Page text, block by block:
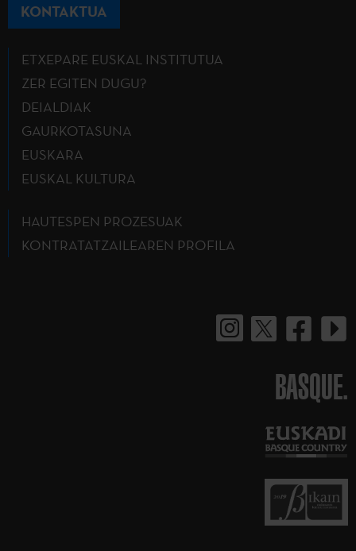
KONTAKTUA
ETXEPARE EUSKAL INSTITUTUA
ZER EGITEN DUGU?
DEIALDIAK
GAURKOTASUNA
EUSKARA
EUSKAL KULTURA
HAUTESPEN PROZESUAK
KONTRATATZAILEAREN PROFILA
BASQUE.